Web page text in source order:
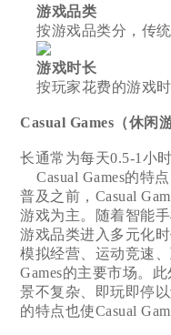
游戏品类
按游戏品类分，传统
游戏时长
按玩家花费的游戏时
Casual Games（休闲
长通常为每天0.5-1小时
Casual Games的特
普及之前，Casual
游戏为主。随着智能
游戏品类进入多元化
模拟经营、运动竞速
Games的主要市场。
景不复杂、即玩即停
的特点也使Casual